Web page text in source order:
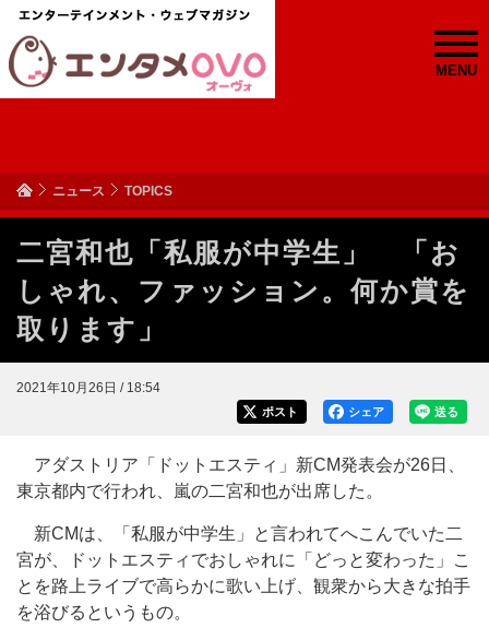
MENU
ニュース TOPICS
二宮和也「私服が中学生」 「お
しゃれ、ファッション。何か賞を
取ります」
2021年10月26日 / 18:54
送る
シェア
ポスト
アダストリア「ドットエスティ」新CM発表会が26日、
東京都内で行われ、嵐の二宮和也が出席した。
新CMは、「私服が中学生」と言われてへこんでいた二
宮が、ドットエスティでおしゃれに「どっと変わった」こ
とを路上ライブで高らかに歌い上げ、観衆から大きな拍手
を浴びるというもの。